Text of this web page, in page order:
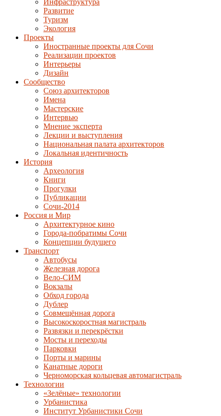
Инфраструктура
Развитие
Туризм
Экология
Проекты
Иностранные проекты для Сочи
Реализации проектов
Интерьеры
Дизайн
Сообщество
Союз архитекторов
Имена
Мастерские
Интервью
Мнение эксперта
Лекции и выступления
Национальная палата архитекторов
Локальная идентичность
История
Археология
Книги
Прогулки
Публикации
Сочи-2014
Россия и Мир
Архитектурное кино
Города-побратимы Сочи
Концепции будущего
Транспорт
Автобусы
Железная дорога
Вело-СИМ
Вокзалы
Обход города
Дублер
Совмещённая дорога
Высокоскоростная магистраль
Развязки и перекрёстки
Мосты и переходы
Парковки
Порты и марины
Канатные дороги
Черноморская кольцевая автомагистраль
Технологии
«Зелёные» технологии
Урбанистика
Институт Урбанистики Сочи